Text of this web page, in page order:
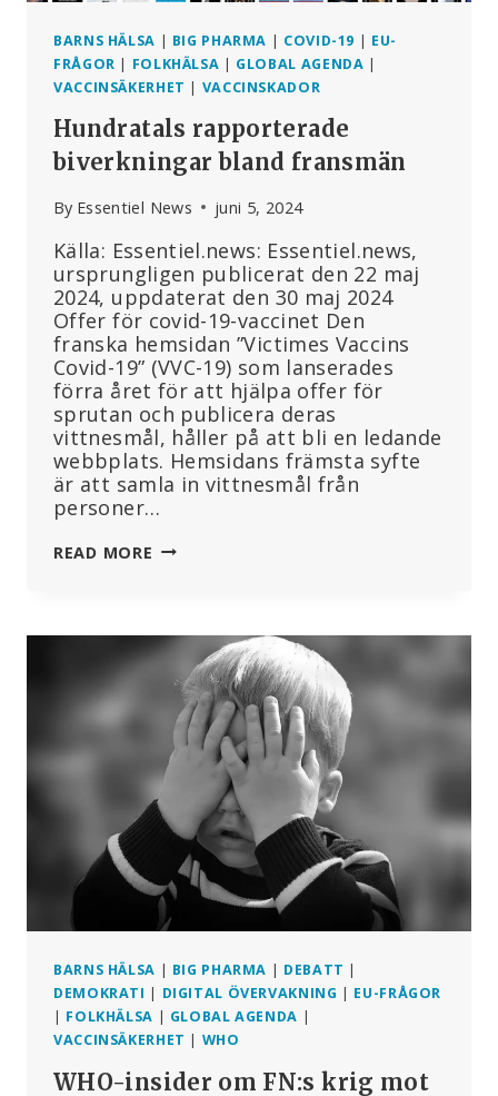
BARNS HÄLSA | BIG PHARMA | COVID-19 | EU-
FRÅGOR | FOLKHÄLSA | GLOBAL AGENDA |
VACCINSÄKERHET | VACCINSKADOR
Hundratals rapporterade
biverkningar bland fransmän
By Essentiel News juni 5, 2024
Källa: Essentiel.news: Essentiel.news,
ursprungligen publicerat den 22 maj
2024, uppdaterat den 30 maj 2024
Offer för covid-19-vaccinet Den
franska hemsidan ”Victimes Vaccins
Covid-19” (VVC-19) som lanserades
förra året för att hjälpa offer för
sprutan och publicera deras
vittnesmål, håller på att bli en ledande
webbplats. Hemsidans främsta syfte
är att samla in vittnesmål från
personer…
READ MORE HUNDRATALS
FRANSMÄN
BARNS HÄLSA | BIG PHARMA | DEBATT |
DEMOKRATI | DIGITAL ÖVERVAKNING | EU-FRÅGOR
| FOLKHÄLSA | GLOBAL AGENDA |
VACCINSÄKERHET | WHO
WHO-insider om FN:s krig mot